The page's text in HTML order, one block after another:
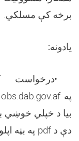
برخه کې مسلکي
یادونه:
•درخواست
په
بیا د خپلي
دې د pdf په بڼه